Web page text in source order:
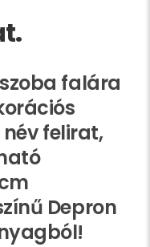
falára
felirat,
Depron